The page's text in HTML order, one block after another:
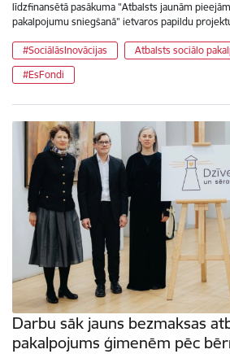
līdzfinansētā pasākuma "Atbalsts jaunām
pakalpojumu sniegšanā" ietvaros papildu
#SociālāsInovācijas
Atbalsts sociālo
#EsFondi
Darbu sāk jauns bezmaksas
pakalpojums ģimenēm pēc